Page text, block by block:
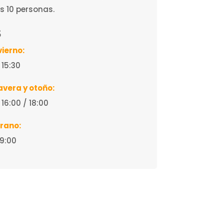
10 personas.
y otoño:
/ 18:00